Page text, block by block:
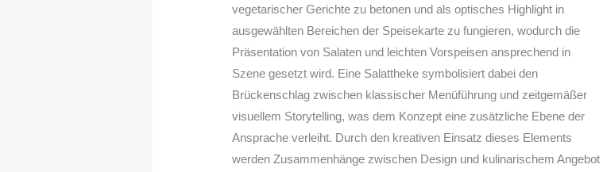
vegetarischer Gerichte zu betonen und als optisches Highlight in
ausgewählten Bereichen der Speisekarte zu fungieren, wodurch die
Präsentation von Salaten und leichten Vorspeisen ansprechend in
Szene gesetzt wird. Eine Salattheke symbolisiert dabei den
Brückenschlag zwischen klassischer Menüführung und zeitgemäßer
visuellem Storytelling, was dem Konzept eine zusätzliche Ebene der
Ansprache verleiht. Durch den kreativen Einsatz dieses Elements
werden Zusammenhänge zwischen Design und kulinarischem Angebot